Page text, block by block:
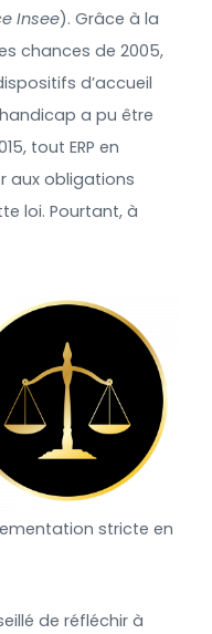
Insee). Grâce à la
chances de 2005,
d’accueil
a pu être
tout ERP en
aux obligations
loi. Pourtant, à
stricte en
de réfléchir à